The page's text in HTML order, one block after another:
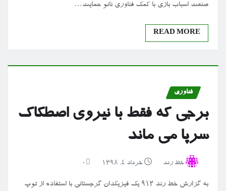
صنعت اسباب بازی با کمک فناوری نانو حمایت…
READ MORE
فناوری
برجی که فقط با نیروی اصطکاک
سرپا می ماند
خط رند خرداد ۴, ۱۳۹۸ 0
به گزارش خط رند ۹۱۲ یک فیزیکدان گرجستانی با استفاده از توپ